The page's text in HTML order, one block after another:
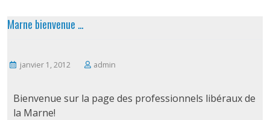
Marne bienvenue …
janvier 1, 2012 admin
Bienvenue sur la page des professionnels libéraux de
la Marne!